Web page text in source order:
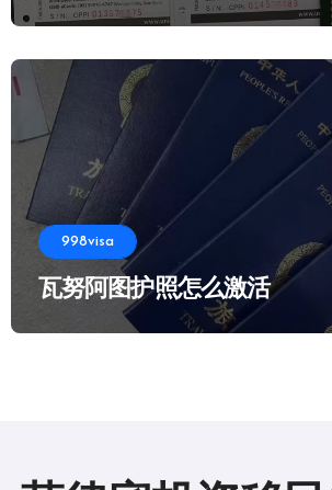
998visa
瓦努阿图护照怎么激活